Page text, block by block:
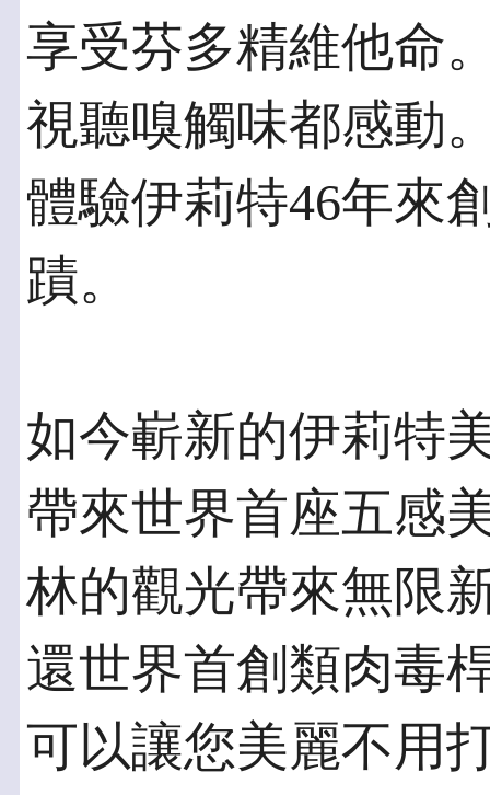
享受芬多精維他命
視聽嗅觸味都感動
體驗伊莉特46年來
蹟。
如今嶄新的伊莉特
帶來世界首座五感
林的觀光帶來無限
還世界首創類肉毒
可以讓您美麗不用